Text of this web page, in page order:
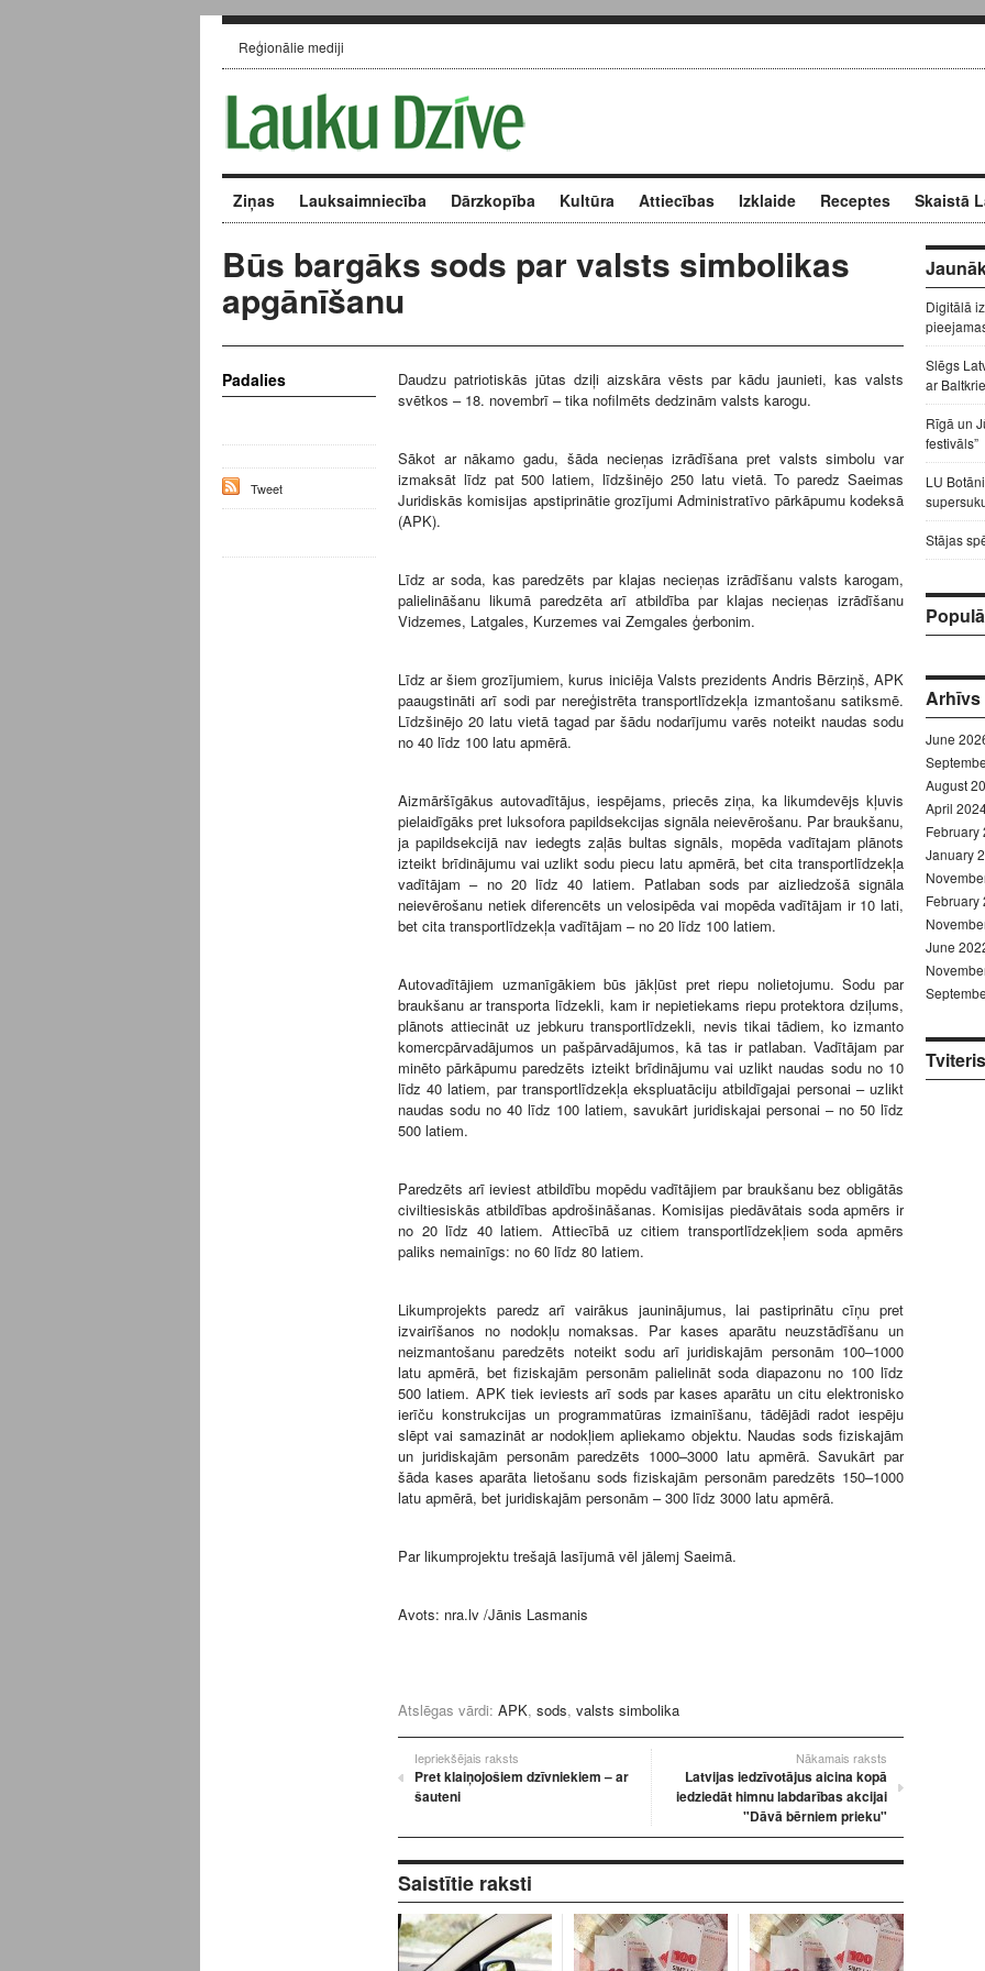
Reģionālie mediji
Ziņas Lauksaimniecība Dārzkopība Kultūra Attiecības Izklaide Receptes Skaistā
Būs bargāks sods par valsts simbolikas
apgānīšanu
Daudzu patriotiskās jūtas dziļi aizskāra vēsts par kādu jaunieti, kas valsts
svētkos – 18. novembrī – tika nofilmēts dedzinām valsts karogu.
Sākot ar nākamo gadu, šāda necieņas izrādīšana pret valsts simbolu var
izmaksāt līdz pat 500 latiem, līdzšinējo 250 latu vietā. To paredz Saeimas
Juridiskās komisijas apstiprinātie grozījumi Administratīvo pārkāpumu kodeksā
(APK).
Līdz ar soda, kas paredzēts par klajas necieņas izrādīšanu valsts karogam,
palielināšanu likumā paredzēta arī atbildība par klajas necieņas izrādīšanu
Vidzemes, Latgales, Kurzemes vai Zemgales ģerbonim.
Līdz ar šiem grozījumiem, kurus iniciēja Valsts prezidents Andris Bērziņš, APK
paaugstināti arī sodi par nereģistrēta transportlīdzekļa izmantošanu satiksmē.
Līdzšinējo 20 latu vietā tagad par šādu nodarījumu varēs noteikt naudas sodu
no 40 līdz 100 latu apmērā.
Aizmāršīgākus autovadītājus, iespējams, priecēs ziņa, ka likumdevējs kļuvis
pielaidīgāks pret luksofora papildsekcijas signāla neievērošanu. Par braukšanu,
ja papildsekcijā nav iedegts zaļās bultas signāls, mopēda vadītajam plānots
izteikt brīdinājumu vai uzlikt sodu piecu latu apmērā, bet cita transportlīdzekļa
vadītājam – no 20 līdz 40 latiem. Patlaban sods par aizliedzošā signāla
neievērošanu netiek diferencēts un velosipēda vai mopēda vadītājam ir 10 lati,
bet cita transportlīdzekļa vadītājam – no 20 līdz 100 latiem.
Autovadītājiem uzmanīgākiem būs jākļūst pret riepu nolietojumu. Sodu par
braukšanu ar transporta līdzekli, kam ir nepietiekams riepu protektora dziļums,
plānots attiecināt uz jebkuru transportlīdzekli, nevis tikai tādiem, ko izmanto
komercpārvadājumos un pašpārvadājumos, kā tas ir patlaban. Vadītājam par
minēto pārkāpumu paredzēts izteikt brīdinājumu vai uzlikt naudas sodu no 10
līdz 40 latiem, par transportlīdzekļa ekspluatāciju atbildīgajai personai – uzlikt
naudas sodu no 40 līdz 100 latiem, savukārt juridiskajai personai – no 50 līdz
500 latiem.
Paredzēts arī ieviest atbildību mopēdu vadītājiem par braukšanu bez obligātās
civiltiesiskās atbildības apdrošināšanas. Komisijas piedāvātais soda apmērs ir
no 20 līdz 40 latiem. Attiecībā uz citiem transportlīdzekļiem soda apmērs
paliks nemainīgs: no 60 līdz 80 latiem.
Likumprojekts paredz arī vairākus jauninājumus, lai pastiprinātu cīņu pret
izvairīšanos no nodokļu nomaksas. Par kases aparātu neuzstādīšanu un
neizmantošanu paredzēts noteikt sodu arī juridiskajām personām 100–1000
latu apmērā, bet fiziskajām personām palielināt soda diapazonu no 100 līdz
500 latiem. APK tiek ieviests arī sods par kases aparātu un citu elektronisko
ierīču konstrukcijas un programmatūras izmainīšanu, tādējādi radot iespēju
slēpt vai samazināt ar nodokļiem apliekamo objektu. Naudas sods fiziskajām
un juridiskajām personām paredzēts 1000–3000 latu apmērā. Savukārt par
šāda kases aparāta lietošanu sods fiziskajām personām paredzēts 150–1000
latu apmērā, bet juridiskajām personām – 300 līdz 3000 latu apmērā.
Par likumprojektu trešajā lasījumā vēl jālemj Saeimā.
Avots: nra.lv /Jānis Lasmanis
Atslēgas vārdi: APK, sods, valsts simbolika
Iepriekšējais raksts
Pret klaiņojošiem dzīvniekiem – ar
šauteni
Nākamais raksts
Latvijas iedzīvotājus aicina kopā
iedziedāt himnu labdarības akcijai
"Dāvā bērniem prieku"
Saistītie raksti
Padalies
Tweet
Digitālā
Slēgs
ar
Rīgā un
festivāls”
LU
Stājas
Arhīvs
June
August
April
February
January
February
June
Tviteris